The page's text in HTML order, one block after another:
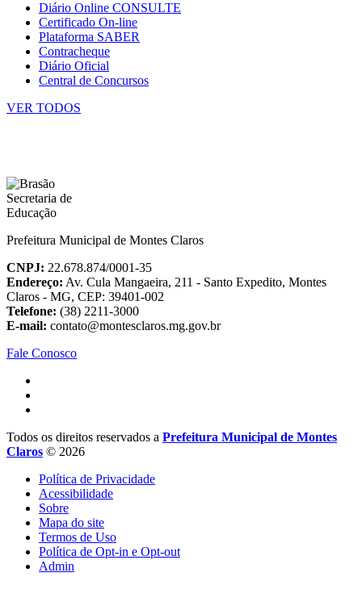
Diário Online CONSULTE
Certificado On-line
Plataforma SABER
Contracheque
Diário Oficial
Central de Concursos
VER TODOS
Prefeitura Municipal de Montes Claros
CNPJ: 22.678.874/0001-35
Endereço: Av. Cula Mangaeira, 211 - Santo Expedito, Montes
Claros - MG, CEP: 39401-002
Telefone: (38) 2211-3000
E-mail: contato@montesclaros.mg.gov.br
Fale Conosco
Todos os direitos reservados a Prefeitura Municipal de Montes
Claros © 2026
Política de Privacidade
Acessibilidade
Sobre
Mapa do site
Termos de Uso
Política de Opt-in e Opt-out
Admin